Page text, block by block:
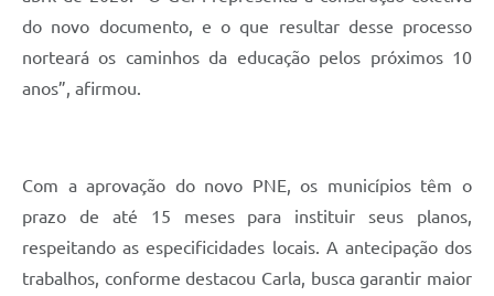
do novo documento, e o que resultar desse processo
norteará os caminhos da educação pelos próximos 10
anos”, afirmou.
Com a aprovação do novo PNE, os municípios têm o
prazo de até 15 meses para instituir seus planos,
respeitando as especificidades locais. A antecipação dos
trabalhos, conforme destacou Carla, busca garantir maior